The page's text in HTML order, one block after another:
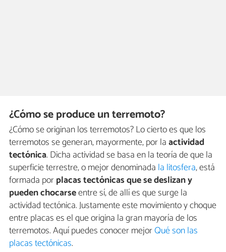
¿Cómo se produce un terremoto?
¿Cómo se originan los terremotos? Lo cierto es que los
terremotos se generan, mayormente, por laactividad
tectónica. Dicha actividad se basa en la teoría de que la
superficie terrestre, o mejor denominada la litosfera, está
formada porplacas tectónicas que se deslizan y
pueden chocarseentre sí, de allí es que surge la
actividad tectónica. Justamente este movimiento y choque
entre placas es el que origina la gran mayoría de los
terremotos. Aquí puedes conocer mejorQué son las
placas tectónicas.